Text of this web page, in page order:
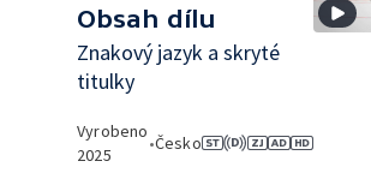
Obsah dílu
Znakový jazyk a skryté
titulky
Vyrobeno
2025
•Česko